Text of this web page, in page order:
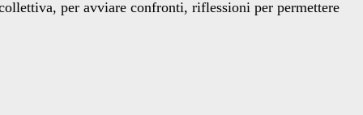
per avviare confronti, riflessioni per permettere